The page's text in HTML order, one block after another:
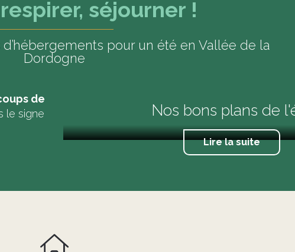
séjourner !
pour un été en Vallée de la
Dordogne
de
le signe
Nos bons plans de
Lire la suite